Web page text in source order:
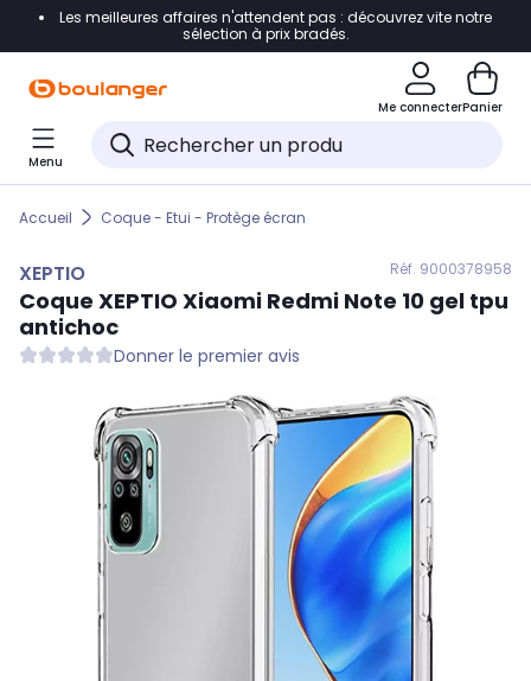
Accéder directement à la navigation
Accéder directement au pied de page
Accéder directement au chatbot
Les meilleures affaires n'attendent pas : découvrez vite notre
sélection à prix bradés.
Me connecterPanier
Menu
Accueil Coque - Etui - Protège écran
XEPTIO Réf. 9000378958
Coque XEPTIO Xiaomi Redmi Note 10 gel tpu
antichoc
Donner le premier avis